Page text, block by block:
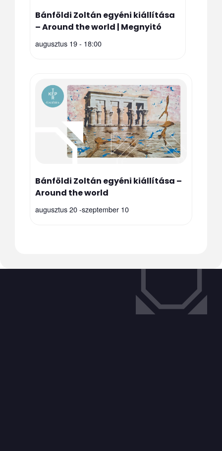
Bánföldi Zoltán egyéni kiállítása
– Around the world | Megnyitó
augusztus 19 - 18:00
Bánföldi Zoltán egyéni kiállítása –
Around the world
augusztus 20-szeptember 10